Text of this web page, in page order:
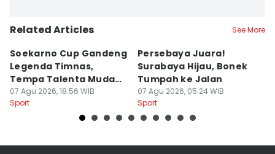
Related Articles See More
Soekarno Cup Gandeng
Legenda Timnas,
Tempa Talenta Muda
Sepak Bola Indonesia
07 Agu 2026, 18:56 WIB
Sport
Persebaya Juara!
Surabaya Hijau, Bonek
Tumpah ke Jalan
07 Agu 2026, 05:24 WIB
Sport